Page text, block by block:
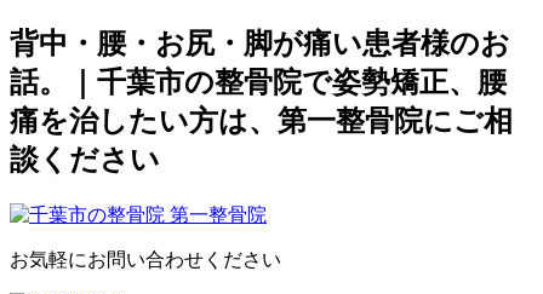
背中・腰・お尻・脚が痛い患者様のお
話。｜千葉市の整骨院で姿勢矯正、腰
痛を治したい方は、第一整骨院にご相
談ください
お気軽にお問い合わせください